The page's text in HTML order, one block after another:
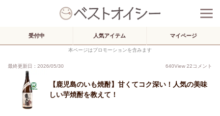
受付中 人気アイテム マイページ
本ページはプロモーションを含みます
最終更新日：2026/05/30 640View 22コメント
【鹿児島のいも焼酎】甘くてコク深い！人気の美味
しい芋焼酎を教えて！